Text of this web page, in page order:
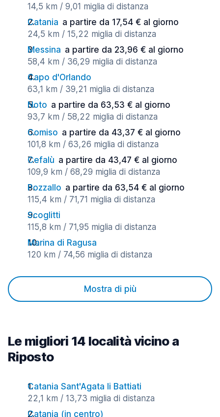
14,5 km / 9,01 miglia di distanza
Catania a partire da 17,54 € al giorno
24,5 km / 15,22 miglia di distanza
Messina a partire da 23,96 € al giorno
58,4 km / 36,29 miglia di distanza
Capo d'Orlando
63,1 km / 39,21 miglia di distanza
Noto a partire da 63,53 € al giorno
93,7 km / 58,22 miglia di distanza
Comiso a partire da 43,37 € al giorno
101,8 km / 63,26 miglia di distanza
Cefalù a partire da 43,47 € al giorno
109,9 km / 68,29 miglia di distanza
Pozzallo a partire da 63,54 € al giorno
115,4 km / 71,71 miglia di distanza
Scoglitti
115,8 km / 71,95 miglia di distanza
Marina di Ragusa
120 km / 74,56 miglia di distanza
Mostra di più
Le migliori 14 località vicino a
Riposto
Catania Sant'Agata li Battiati
22,1 km / 13,73 miglia di distanza
Catania (in centro)